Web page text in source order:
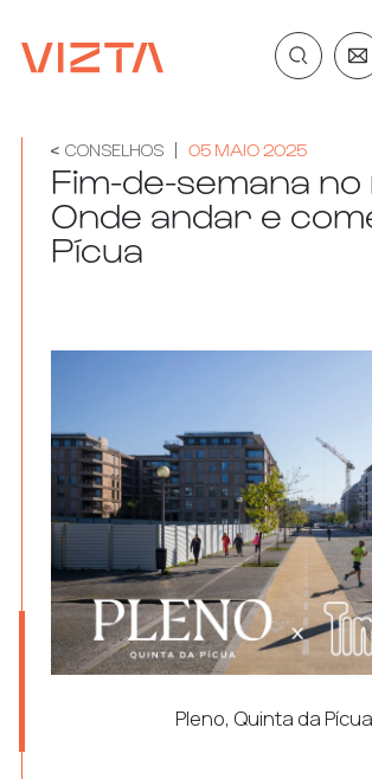
CONSELHOS 05 MAIO 2025
Fim-de-semana
Onde andar e
Pícua
Pleno, Quinta da